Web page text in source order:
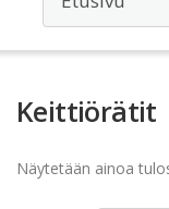
Keittiörätit
Näytetään ainoa